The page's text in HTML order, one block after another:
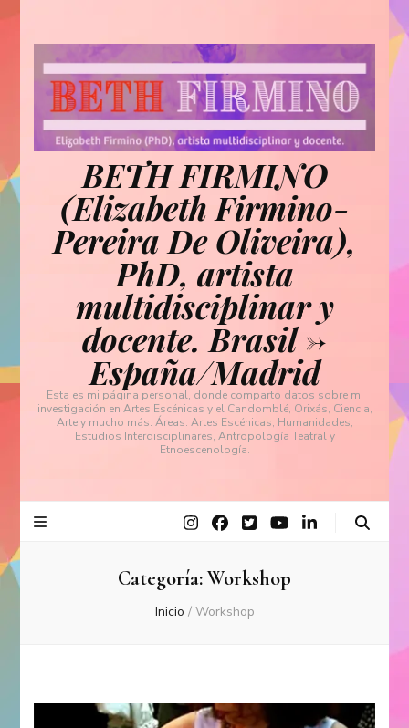
BETH FIRMINO
(Elizabeth Firmino-
Pereira De Oliveira),
PhD, artista
multidisciplinar y
docente. Brasil ->
España/Madrid
Esta es mi página personal, donde comparto datos sobre mi
investigación en Artes Escénicas y el Candomblé, Orixás, Ciencia,
Arte y mucho más. Áreas: Artes Escénicas, Humanidades,
Estudios Interdisciplinares, Antropología Teatral y
Etnoescenología.
Categoría:Workshop
Inicio / Workshop